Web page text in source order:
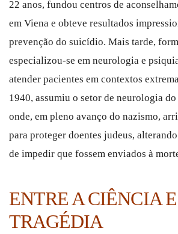
22 anos, fundou centros de
em Viena e obteve resultados
prevenção do suicídio. Mais tarde,
especializou-se em neurologia e
atender pacientes em contextos
1940, assumiu o setor de neurologia
onde, em pleno avanço do nazismo,
para proteger doentes judeus,
de impedir que fossem enviados à
ENTRE A CIÊNCIA
TRAGÉDIA